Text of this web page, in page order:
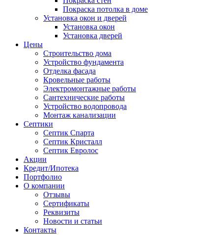
Покраска потолка в доме
Установка окон и дверей
Установка окон
Установка дверей
Цены
Строительство дома
Устройство фундамента
Отделка фасада
Кровельные работы
Электромонтажные работы
Сантехнические работы
Устройство водопровода
Монтаж канализации
Септики
Септик Спарта
Септик Кристалл
Септик Евролос
Акции
Кредит/Ипотека
Портфолио
О компании
Отзывы
Сертификаты
Реквизиты
Новости и статьи
Контакты